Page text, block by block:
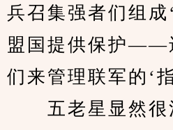
兵召集强者们组成
盟国提供保护——
们来管理联军的‘
五老星显然很